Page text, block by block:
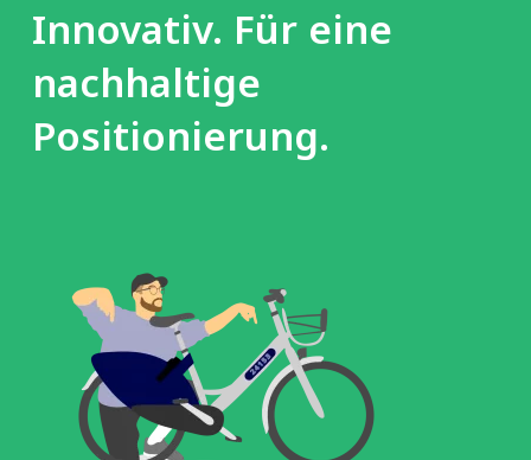
Innovativ. Für eine
nachhaltige
Positionierung.